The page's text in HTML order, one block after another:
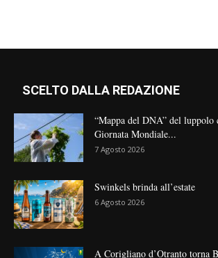
SCELTO DALLA REDAZIONE
“Mappa del DNA” del luppolo
Giornata Mondiale...
7 Agosto 2026
Swinkels brinda all’estate
6 Agosto 2026
A Corigliano d’Otranto torna